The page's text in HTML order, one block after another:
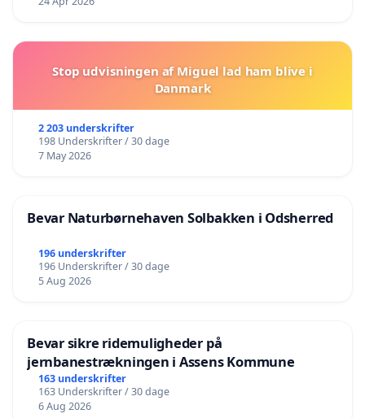
Stop udvisningen af Miguel lad ham blive i
Danmark
2 203 underskrifter
198 Underskrifter / 30 dage
7 May 2026
Bevar Naturbørnehaven Solbakken i Odsherred
196 underskrifter
196 Underskrifter / 30 dage
5 Aug 2026
Bevar sikre ridemuligheder på
jernbanestrækningen i Assens Kommune
163 underskrifter
163 Underskrifter / 30 dage
6 Aug 2026